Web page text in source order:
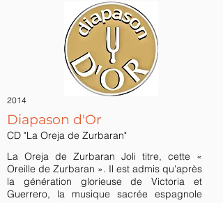
2014
Diapason d'Or
CD "La Oreja de Zurbaran"
La Oreja de Zurbaran Joli titre, cette «
Oreille de Zurbaran ». Il est admis qu'après
la génération glorieuse de Victoria et
Guerrero, la musique sacrée espagnole